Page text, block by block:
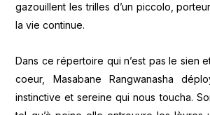
gazouillent les trilles d’un piccolo,
la vie continue.
Dans ce répertoire qui n’est pas le sien
coeur, Masabane Rangwanasha
instinctive et sereine qui nous toucha.